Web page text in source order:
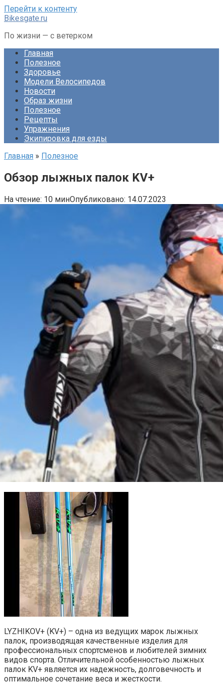
Перейти к контенту
Bikesgate.ru
По жизни — с ветерком
Главная
Полезное
Здоровье
Модели Велосипедов
Новости
Образ жизни
Полезное
Рецепты
Упражнения
Экипировка для езды
Главная » Полезное
Обзор лыжных палок KV+
На чтение: 10 минОпубликовано: 14.07.2023
LYZHIKOV+ (KV+) – одна из ведущих марок лыжных
палок, производящая качественные изделия для
профессиональных спортсменов и любителей зимних
видов спорта. Отличительной особенностью лыжных
палок KV+ является их надежность, долговечность и
оптимальное сочетание веса и жесткости.